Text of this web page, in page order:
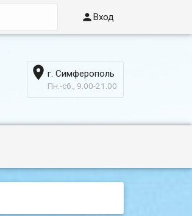
Вход
 г. Симферополь
Пн.-сб., 9.00-21.00